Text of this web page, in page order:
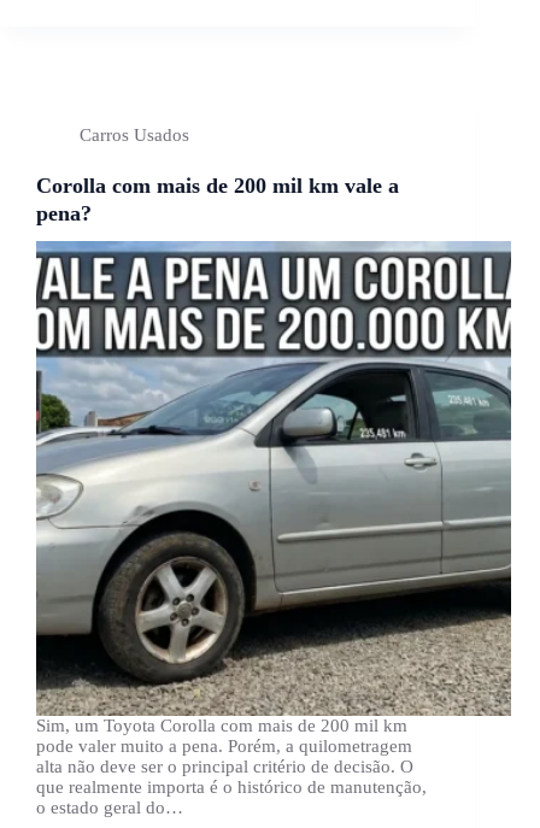
Carros Usados
Corolla com mais de 200 mil km vale a
pena?
Sim, um Toyota Corolla com mais de 200 mil km
pode valer muito a pena. Porém, a quilometragem
alta não deve ser o principal critério de decisão. O
que realmente importa é o histórico de manutenção,
o estado geral do…